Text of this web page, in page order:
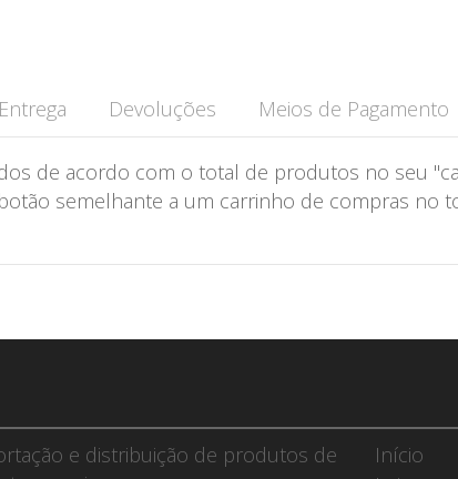
Devoluções Meios de Pagamento
de acordo com o total de produtos no seu
semelhante a um carrinho de compras no
e distribuição de produtos de
Início